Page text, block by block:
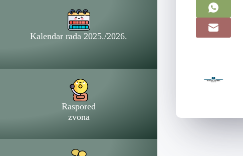
Kalendar rada 2025./2026.
Raspored
zvona